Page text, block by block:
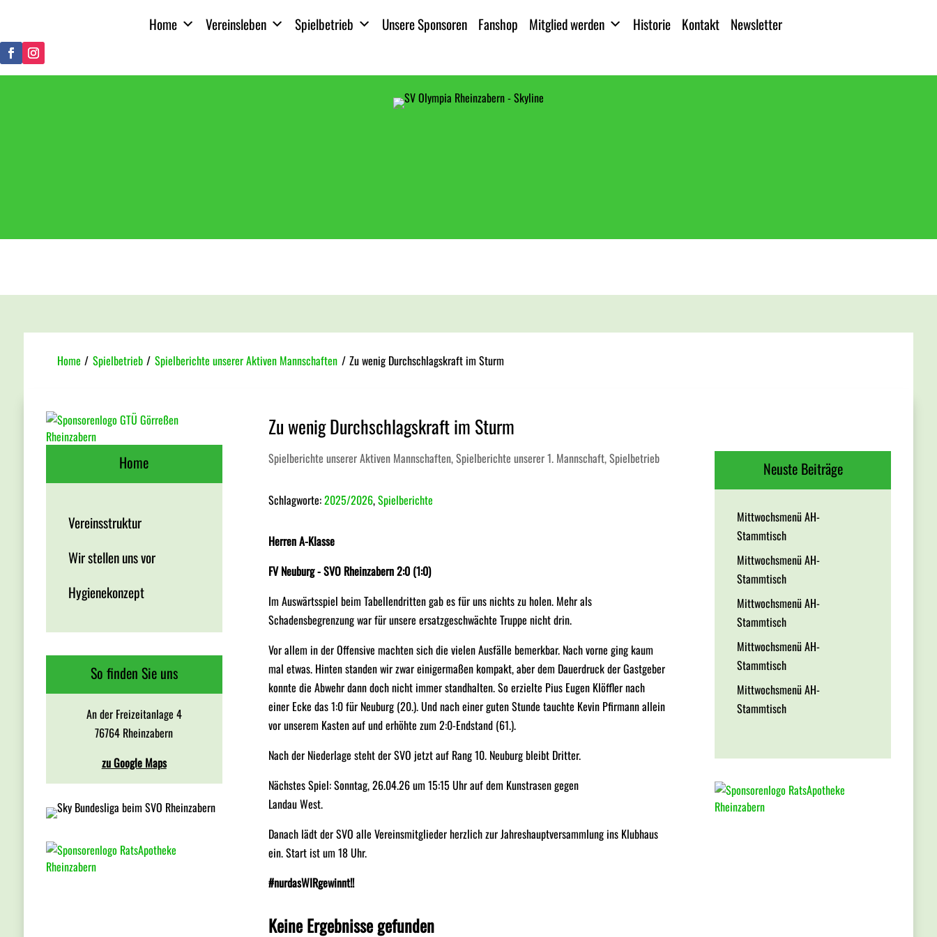
Home Vereinsleben Spielbetrieb Unsere Sponsoren Fanshop Mitglied werden Historie Kontakt Newsletter
Home / Spielbetrieb / Spielberichte unserer Aktiven Mannschaften / Zu wenig Durchschlagskraft im Sturm
Home
Vereinsstruktur
Wir stellen uns vor
Hygienekonzept
So finden Sie uns
An der Freizeitanlage 4
76764 Rheinzabern
zu Google Maps
Zu wenig Durchschlagskraft im Sturm
Spielberichte unserer Aktiven Mannschaften,Spielberichte unserer 1. Mannschaft,Spielbetrieb
Schlagworte:2025/2026,Spielberichte
Herren A-Klasse
FV Neuburg - SVO Rheinzabern 2:0 (1:0)
Im Auswärtsspiel beim Tabellendritten gab es für uns nichts zu holen. Mehr als
Schadensbegrenzung war für unsere ersatzgeschwächte Truppe nicht drin.
Vor allem in der Offensive machten sich die vielen Ausfälle bemerkbar. Nach vorne ging kaum
mal etwas. Hinten standen wir zwar einigermaßen kompakt, aber dem Dauerdruck der Gastgeber
konnte die Abwehr dann doch nicht immer standhalten. So erzielte Pius Eugen Klöffler nach
einer Ecke das 1:0 für Neuburg (20.). Und nach einer guten Stunde tauchte Kevin Pfirmann allein
vor unserem Kasten auf und erhöhte zum 2:0-Endstand (61.).
Nach der Niederlage steht der SVO jetzt auf Rang 10. Neuburg bleibt Dritter.
Nächstes Spiel: Sonntag, 26.04.26 um 15:15 Uhr auf dem Kunstrasen gegen
Landau West.
Danach lädt der SVO alle Vereinsmitglieder herzlich zur Jahreshauptversammlung ins Klubhaus
ein. Start ist um 18 Uhr.
#nurdasWIRgewinnt!!
Keine Ergebnisse gefunden
Neuste Beiträge
Mittwochsmenü AH-
Stammtisch
Mittwochsmenü AH-
Stammtisch
Mittwochsmenü AH-
Stammtisch
Mittwochsmenü AH-
Stammtisch
Mittwochsmenü AH-
Stammtisch